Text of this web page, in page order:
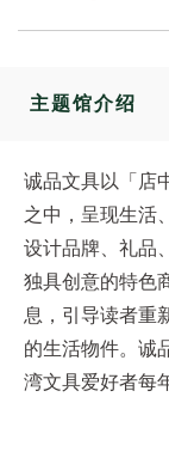
主题馆介绍
诚品文具以「店
之中，呈现生活
设计品牌、礼品
独具创意的特色
息，引导读者重
的生活物件。诚
湾文具爱好者每